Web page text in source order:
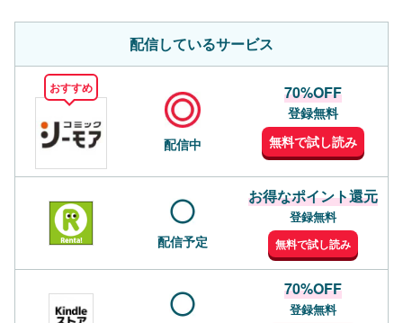
配信しているサービス
おすすめ
配信中
70%OFF
登録無料
無料で試し読み
配信予定
お得なポイント還元
登録無料
無料で試し読み
70%OFF
登録無料